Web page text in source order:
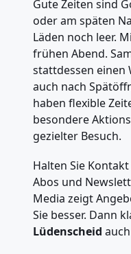
Gute Zeiten sind
oder am späten
Läden noch leer.
frühen Abend.
stattdessen einen
auch nach
haben flexible
besondere
gezielter Besuch.
Halten Sie
Abos und
Media zeigt
Sie besser. Dann
Lüdenscheid